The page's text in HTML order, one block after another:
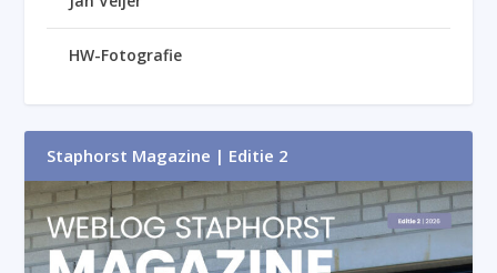
HW-Fotografie
Staphorst Magazine | Editie 2